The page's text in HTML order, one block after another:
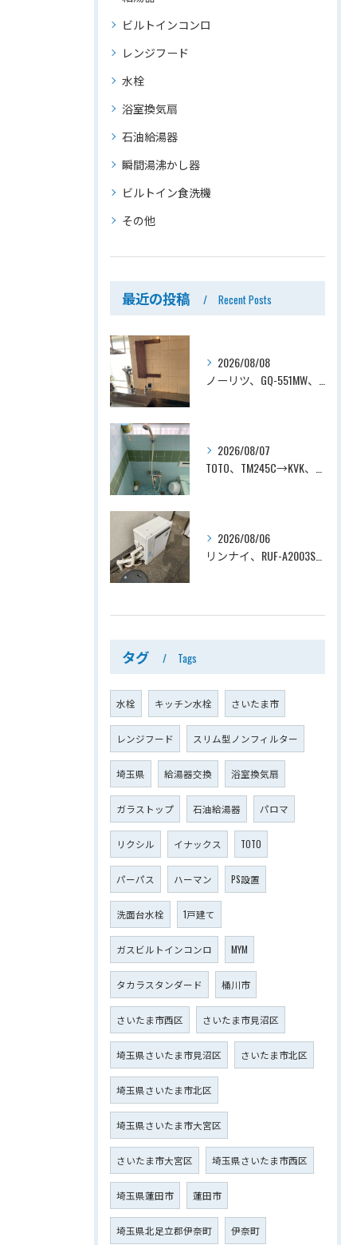
ビルトインコンロ
レンジフード
水栓
浴室換気扇
石油給湯器
瞬間湯沸かし器
ビルトイン食洗機
その他
最近の投稿 Recent Posts
2026/08/08
2026/08/07
2026/08/06
タグ Tags
水栓 キッチン水栓 さいたま市
レンジフード スリム型ノンフィルター
埼玉県 給湯器交換 浴室換気扇
ガラストップ 石油給湯器 パロマ
リクシル イナックス TOTO
パーパス ハーマン PS設置
洗面台水栓 1戸建て
ガスビルトインコンロ MYM
タカラスタンダード 桶川市
さいたま市西区 さいたま市見沼区
埼玉県さいたま市見沼区 さいたま市北区
埼玉県さいたま市北区
埼玉県さいたま市大宮区
さいたま市大宮区 埼玉県さいたま市西区
埼玉県蓮田市 蓮田市
埼玉県北足立郡伊奈町 伊奈町